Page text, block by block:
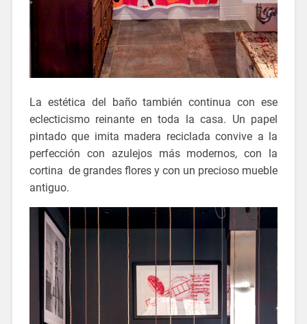
La estética del baño también continua con ese
eclecticismo reinante en toda la casa. Un papel
pintado que imita madera reciclada convive a la
perfección con azulejos más modernos, con la
cortina de grandes flores y con un precioso mueble
antiguo.